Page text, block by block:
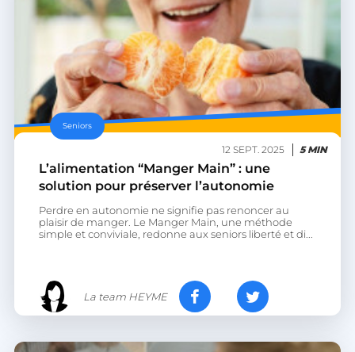
12 SEPT. 2025 5 MIN
Seniors
L’alimentation “Manger Main” : une
solution pour préserver l’autonomie
Perdre en autonomie ne signifie pas renoncer au
plaisir de manger. Le Manger Main, une méthode
simple et conviviale, redonne aux seniors liberté et di...
La team HEYME